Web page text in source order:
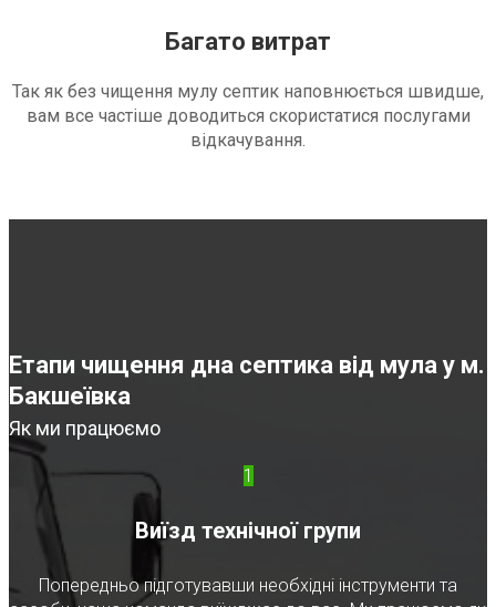
Багато витрат
Так як без чищення мулу септик наповнюється швидше,
вам все частіше доводиться скористатися послугами
відкачування.
Етапи чищення дна септика від мула у м.
Бакшеївка
Як ми працюємо
1
Виїзд технічної групи
Попередньо підготувавши необхідні інструменти та